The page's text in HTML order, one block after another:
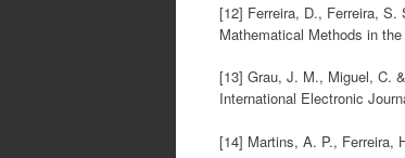
[12] Ferreira, D., Ferreira,
Mathematical Methods in
[13] Grau, J. M., Miguel, C.
International Electronic
[14] Martins, A. P., Ferreira,